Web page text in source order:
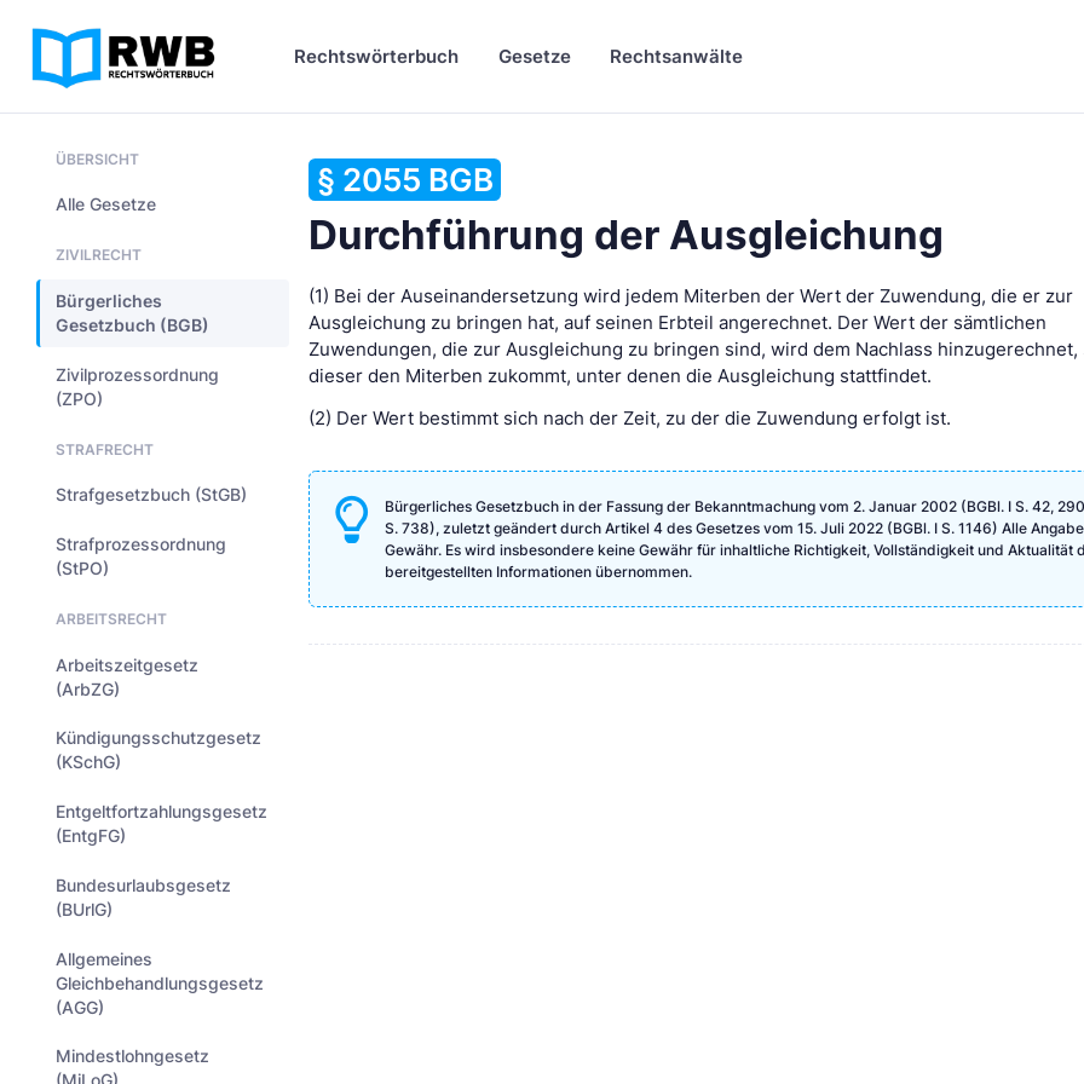
Rechtswörterbuch Gesetze Rechtsanwälte
ÜBERSICHT
Alle Gesetze
ZIVILRECHT
Bürgerliches
Gesetzbuch (BGB)
Zivilprozessordnung
(ZPO)
STRAFRECHT
Strafgesetzbuch (StGB)
Strafprozessordnung
(StPO)
ARBEITSRECHT
Arbeitszeitgesetz
(ArbZG)
Kündigungsschutzgesetz
(KSchG)
Entgeltfortzahlungsgesetz
(EntgFG)
Bundesurlaubsgesetz
(BUrlG)
Allgemeines
Gleichbehandlungsgesetz
(AGG)
Mindestlohngesetz
§ 2055 BGB
Durchführung der Ausgleichung
(1) Bei der Auseinandersetzung wird jedem Miterben der Wert der Zuwendung, die er zur
Ausgleichung zu bringen hat, auf seinen Erbteil angerechnet. Der Wert der sämtlichen
Zuwendungen, die zur Ausgleichung zu bringen sind, wird dem Nachlass hinzugerechnet,
dieser den Miterben zukommt, unter denen die Ausgleichung stattfindet.
(2) Der Wert bestimmt sich nach der Zeit, zu der die Zuwendung erfolgt ist.
Bürgerliches Gesetzbuch in der Fassung der Bekanntmachung vom 2. Januar 2002 (BGBl. I S. 42,
S. 738), zuletzt geändert durch Artikel 4 des Gesetzes vom 15. Juli 2022 (BGBl. I S. 1146) Alle
Gewähr. Es wird insbesondere keine Gewähr für inhaltliche Richtigkeit, Vollständigkeit und Aktualität
bereitgestellten Informationen übernommen.